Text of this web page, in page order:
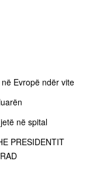
Evropë ndër vite
në spital
PRESIDENTIT